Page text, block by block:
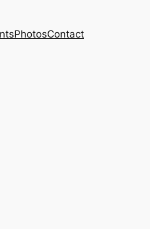
PhotosContact